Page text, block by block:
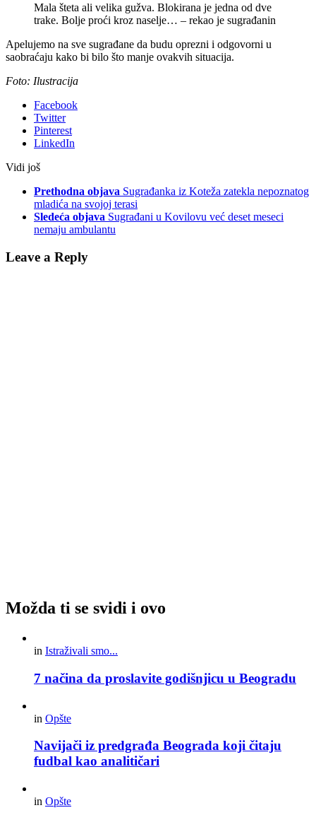
Mala šteta ali velika gužva. Blokirana je jedna od dve
trake. Bolje proći kroz naselje… – rekao je sugrađanin
Apelujemo na sve sugrađane da budu oprezni i odgovorni u
saobraćaju kako bi bilo što manje ovakvih situacija.
Foto: Ilustracija
Facebook
Twitter
Pinterest
LinkedIn
Vidi još
Prethodna objava Sugrađanka iz Koteža zatekla nepoznatog
mladića na svojoj terasi
Sledeća objava Sugrađani u Kovilovu već deset meseci
nemaju ambulantu
Leave a Reply
Možda ti se svidi i ovo
in Istraživali smo...
7 načina da proslavite godišnjicu u Beogradu
in Opšte
Navijači iz predgrađa Beograda koji čitaju
fudbal kao analitičari
in Opšte